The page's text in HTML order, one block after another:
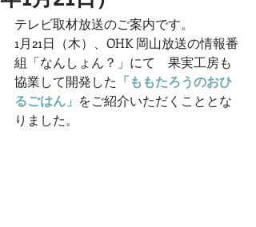
テレビ取材放送のご案内です。
1月21日（木）、OHK 岡山放送の情報番
組「なんしょん？」にて　果実工房も
協業して開発した 「ももたろうのおひ
るごはん」 をご紹介いただくこととな
りました。